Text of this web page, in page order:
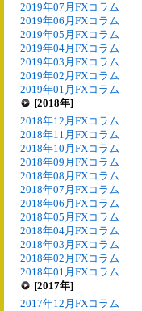
2019年07月FXコラム
2019年06月FXコラム
2019年05月FXコラム
2019年04月FXコラム
2019年03月FXコラム
2019年02月FXコラム
2019年01月FXコラム
[2018年]
2018年12月FXコラム
2018年11月FXコラム
2018年10月FXコラム
2018年09月FXコラム
2018年08月FXコラム
2018年07月FXコラム
2018年06月FXコラム
2018年05月FXコラム
2018年04月FXコラム
2018年03月FXコラム
2018年02月FXコラム
2018年01月FXコラム
[2017年]
2017年12月FXコラム